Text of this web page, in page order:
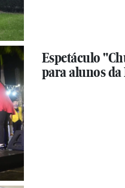
Espetáculo
para alunos